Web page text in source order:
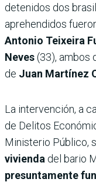
detenidos dos
aprehendidos
Antonio Teixeira
Neves(33), ambos
de Juan Martínez
La intervención, a
de Delitos
Ministerio Público,
vivienda del bario
presuntamente